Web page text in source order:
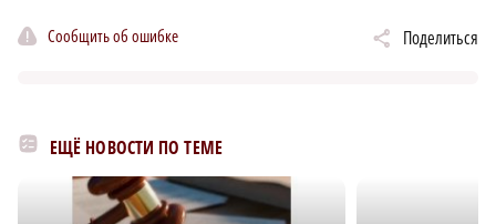
Сообщить об ошибке Поделиться
ЕЩЁ НОВОСТИ ПО ТЕМЕ